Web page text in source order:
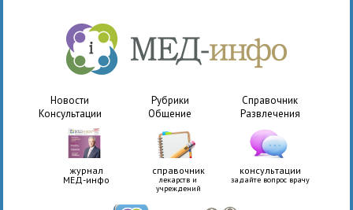
Новости Рубрики
Справочник
Консультации
Общение Развлечения
журнал
МЕД-инфо
справочник
лекарств и
учреждений
консультации
задайте вопрос врачу